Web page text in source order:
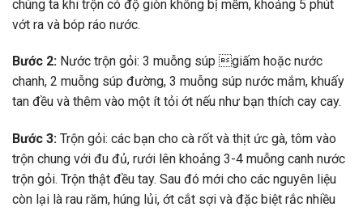
chúng ta khi trộn có độ giòn không bị mềm, khoảng 5 phút
vớt ra và bóp ráo nước.
Bước 2: Nước trộn gỏi: 3 muỗng súp giấm hoặc nước
chanh, 2 muỗng súp đường, 3 muỗng súp nước mắm, khuấy
tan đều và thêm vào một ít tỏi ớt nếu như bạn thích cay cay.
Bước 3: Trộn gỏi: các bạn cho cà rốt và thịt ức gà, tôm vào
trộn chung với đu đủ, rưới lên khoảng 3-4 muỗng canh nước
trộn gỏi. Trộn thật đều tay. Sau đó mới cho các nguyên liệu
còn lại là rau răm, húng lủi, ớt cắt sợi và đặc biệt rắc nhiều